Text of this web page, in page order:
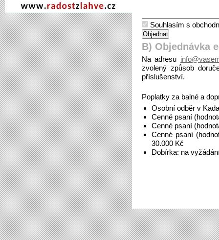
Souhlasím s
B) Objednávka
Na adresu
zvolený způsob
příslušenství.
Poplatky za balné a
Osobní odběr v
Cenné psaní
Cenné psaní
Cenné psaní
30.000 Kč
Dobírka: na